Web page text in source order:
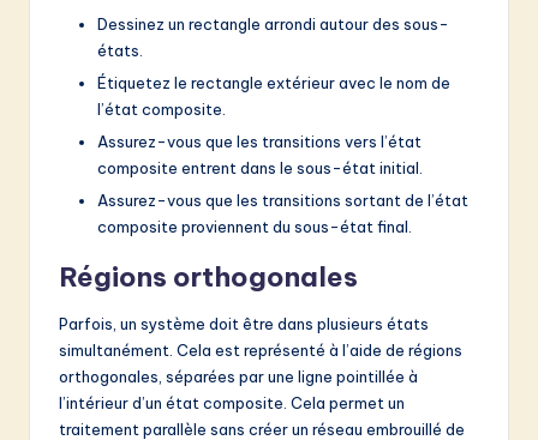
Dessinez un rectangle arrondi autour des sous-
états.
Étiquetez le rectangle extérieur avec le nom de
l’état composite.
Assurez-vous que les transitions vers l’état
composite entrent dans le sous-état initial.
Assurez-vous que les transitions sortant de l’état
composite proviennent du sous-état final.
Régions orthogonales
Parfois, un système doit être dans plusieurs états
simultanément. Cela est représenté à l’aide de régions
orthogonales, séparées par une ligne pointillée à
l’intérieur d’un état composite. Cela permet un
traitement parallèle sans créer un réseau embrouillé de